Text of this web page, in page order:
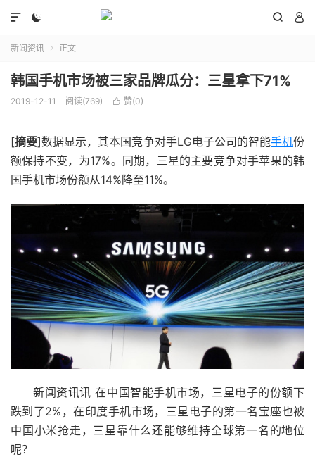
  

新闻资讯  正文
韩国手机市场被三家品牌瓜分：三星拿下71%
2019-12-11 阅读(769)  赞(0)
[摘要]数据显示，其本国竞争对手LG电子公司的智能手机份
额保持不变，为17%。同期，三星的主要竞争对手苹果的韩
国手机市场份额从14%降至11%。
新闻资讯讯 在中国智能手机市场，三星电子的份额下
跌到了2%，在印度手机市场，三星电子的第一名宝座也被
中国小米抢走，三星靠什么还能够维持全球第一名的地位
呢？